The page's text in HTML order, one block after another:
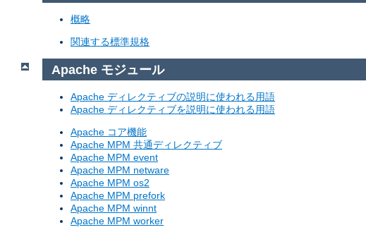
概略
関連する標準規格
Apache モジュール
Apache ディレクティブの説明に使われる用語
Apache ディレクティブを説明に使われる用語
Apache コア機能
Apache MPM 共通ディレクティブ
Apache MPM event
Apache MPM netware
Apache MPM os2
Apache MPM prefork
Apache MPM winnt
Apache MPM worker